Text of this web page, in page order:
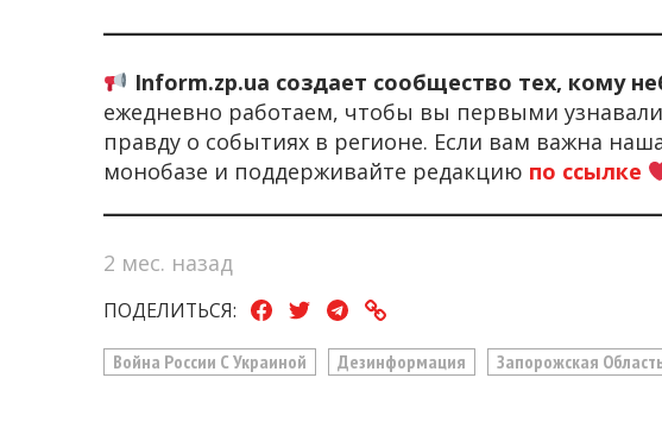
Inform.zp.ua создает сообщество тех, кому
ежедневно работаем, чтобы вы первыми
правду о событиях в регионе. Если вам важна
монобазе и поддерживайте редакцию по ссылке
2 мес. назад
ПОДЕЛИТЬСЯ:
Война России С Украиной Дезинформация Запорожская